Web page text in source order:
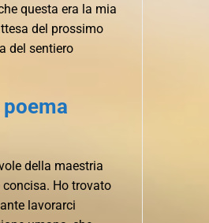
questa era la mia
del prossimo
del sentiero
della maestria
concisa. Ho trovato
lavorarci